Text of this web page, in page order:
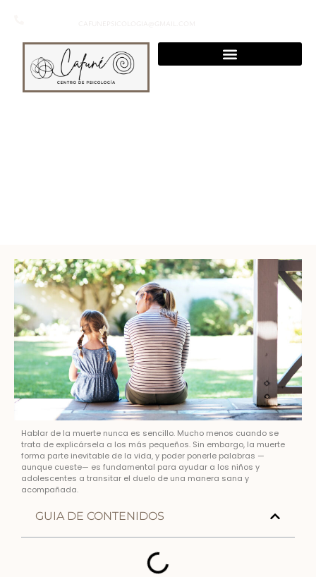
CAFUNEPSICOLOGIA@GMAIL.COM
Hablar de la muerte nunca es sencillo. Mucho menos cuando se
trata de explicársela a los más pequeños. Sin embargo, la muerte
forma parte inevitable de la vida, y poder ponerle palabras —
aunque cueste— es fundamental para ayudar a los niños y
adolescentes a transitar el duelo de una manera sana y
acompañada.
GUIA DE CONTENIDOS